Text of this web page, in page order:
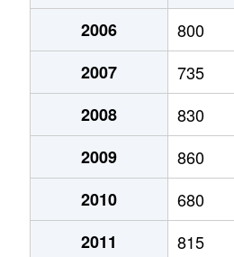
あいの里２条
700万円
あいの里２条
250万円
あいの里２条
150万円
あいの里２条
400万円
あいの里２条
650万円
あいの里２条
550万円
2006
800
2007
735
2008
830
2009
860
2010
680
2011
815